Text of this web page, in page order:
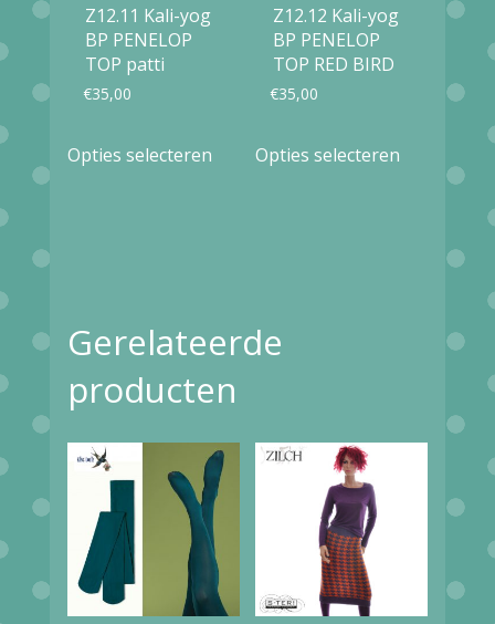
Z12.11 Kali-yog
BP PENELOP
TOP patti
€35,00
Opties selecteren
product
optie
kan
worden
op
de
productpagina
Z12.12 Kali-yog
BP PENELOP
TOP RED BIRD
€35,00
Opties selecteren
product
gekozen
Gerelateerde
producten